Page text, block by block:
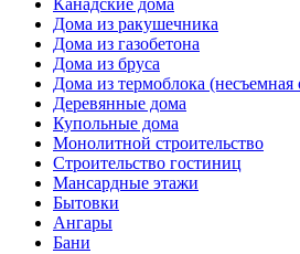
Дома из ракушечника
Дома из газобетона
Дома из бруса
Дома из термоблока (несъемная
Деревянные дома
Купольные дома
Монолитной строительство
Строительство гостиниц
Мансардные этажи
Бытовки
Ангары
Бани